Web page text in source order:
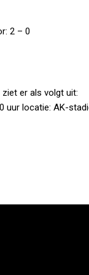
2 – 0
er als volgt uit:
uur locatie: AK-